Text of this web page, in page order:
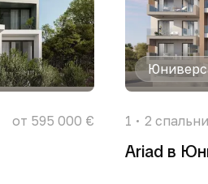
от 595 000 € 1 2 спальни
Ariad в